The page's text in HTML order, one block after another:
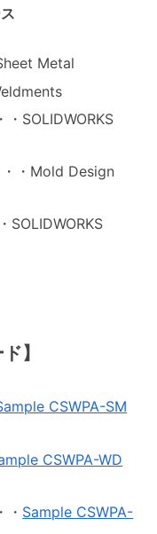
Metal
SOLIDWORKS
・Mold Design
SOLIDWORKS
】
CSWPA-SM
CSWPA-WD
Sample CSWPA-